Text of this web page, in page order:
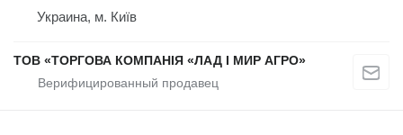
Украина, м. Київ
ТОВ «ТОРГОВА КОМПАНІЯ «ЛАД І МИР АГРО»